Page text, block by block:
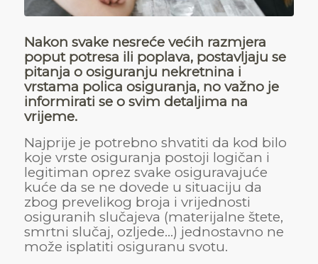
Nakon svake nesreće većih razmjera
poput potresa ili poplava, postavljaju se
pitanja o osiguranju nekretnina i
vrstama polica osiguranja, no važno je
informirati se o svim detaljima na
vrijeme.
Najprije je potrebno shvatiti da kod bilo
koje vrste osiguranja postoji logičan i
legitiman oprez svake osiguravajuće
kuće da se ne dovede u situaciju da
zbog prevelikog broja i vrijednosti
osiguranih slučajeva (materijalne štete,
smrtni slučaj, ozljede…) jednostavno ne
može isplatiti osiguranu svotu.